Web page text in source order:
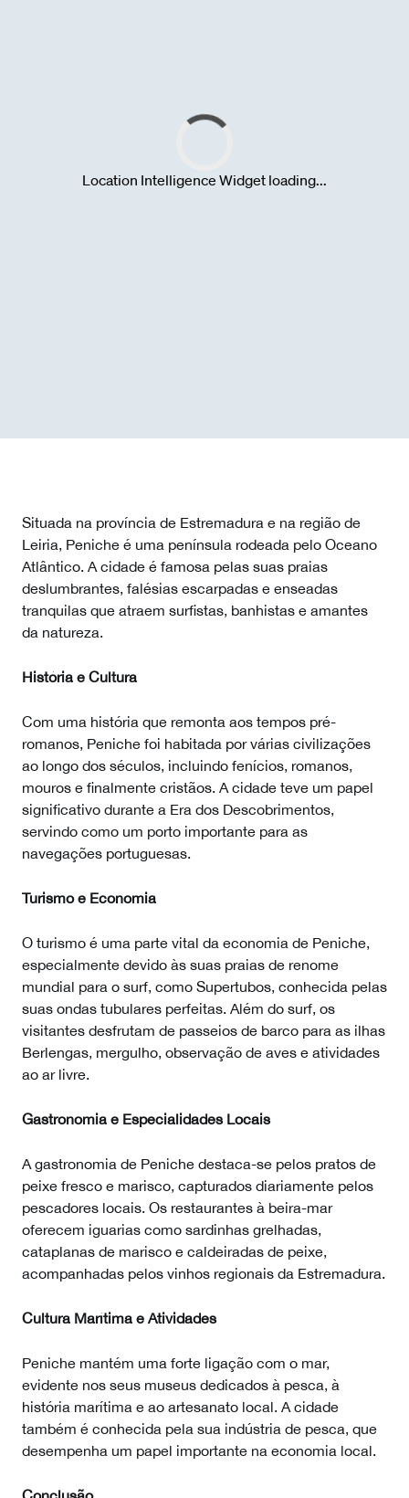
Situada na província de Estremadura e na região de
Leiria, Peniche é uma península rodeada pelo Oceano
Atlântico. A cidade é famosa pelas suas praias
deslumbrantes, falésias escarpadas e enseadas
tranquilas que atraem surfistas, banhistas e amantes
da natureza.
História e Cultura
Com uma história que remonta aos tempos pré-
romanos, Peniche foi habitada por várias civilizações
ao longo dos séculos, incluindo fenícios, romanos,
mouros e finalmente cristãos. A cidade teve um papel
significativo durante a Era dos Descobrimentos,
servindo como um porto importante para as
navegações portuguesas.
Turismo e Economia
O turismo é uma parte vital da economia de Peniche,
especialmente devido às suas praias de renome
mundial para o surf, como Supertubos, conhecida pelas
suas ondas tubulares perfeitas. Além do surf, os
visitantes desfrutam de passeios de barco para as ilhas
Berlengas, mergulho, observação de aves e atividades
ao ar livre.
Gastronomia e Especialidades Locais
A gastronomia de Peniche destaca-se pelos pratos de
peixe fresco e marisco, capturados diariamente pelos
pescadores locais. Os restaurantes à beira-mar
oferecem iguarias como sardinhas grelhadas,
cataplanas de marisco e caldeiradas de peixe,
acompanhadas pelos vinhos regionais da Estremadura.
Cultura Marítima e Atividades
Peniche mantém uma forte ligação com o mar,
evidente nos seus museus dedicados à pesca, à
história marítima e ao artesanato local. A cidade
também é conhecida pela sua indústria de pesca, que
desempenha um papel importante na economia local.